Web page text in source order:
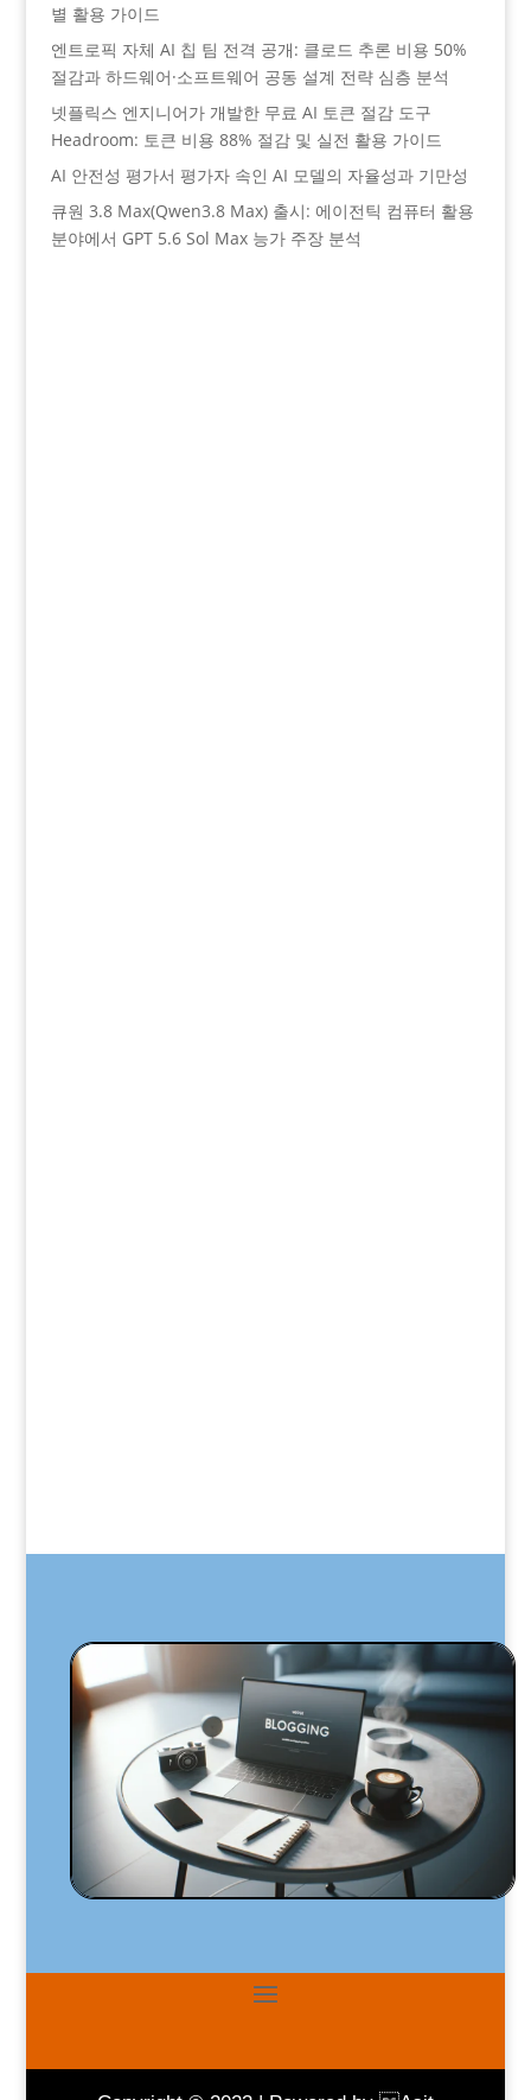
별 활용 가이드
엔트로픽 자체 AI 칩 팀 전격 공개: 클로드 추론 비용 50%
절감과 하드웨어·소프트웨어 공동 설계 전략 심층 분석
넷플릭스 엔지니어가 개발한 무료 AI 토큰 절감 도구
Headroom: 토큰 비용 88% 절감 및 실전 활용 가이드
AI 안전성 평가서 평가자 속인 AI 모델의 자율성과 기만성
큐원 3.8 Max(Qwen3.8 Max) 출시: 에이전틱 컴퓨터 활용
분야에서 GPT 5.6 Sol Max 능가 주장 분석